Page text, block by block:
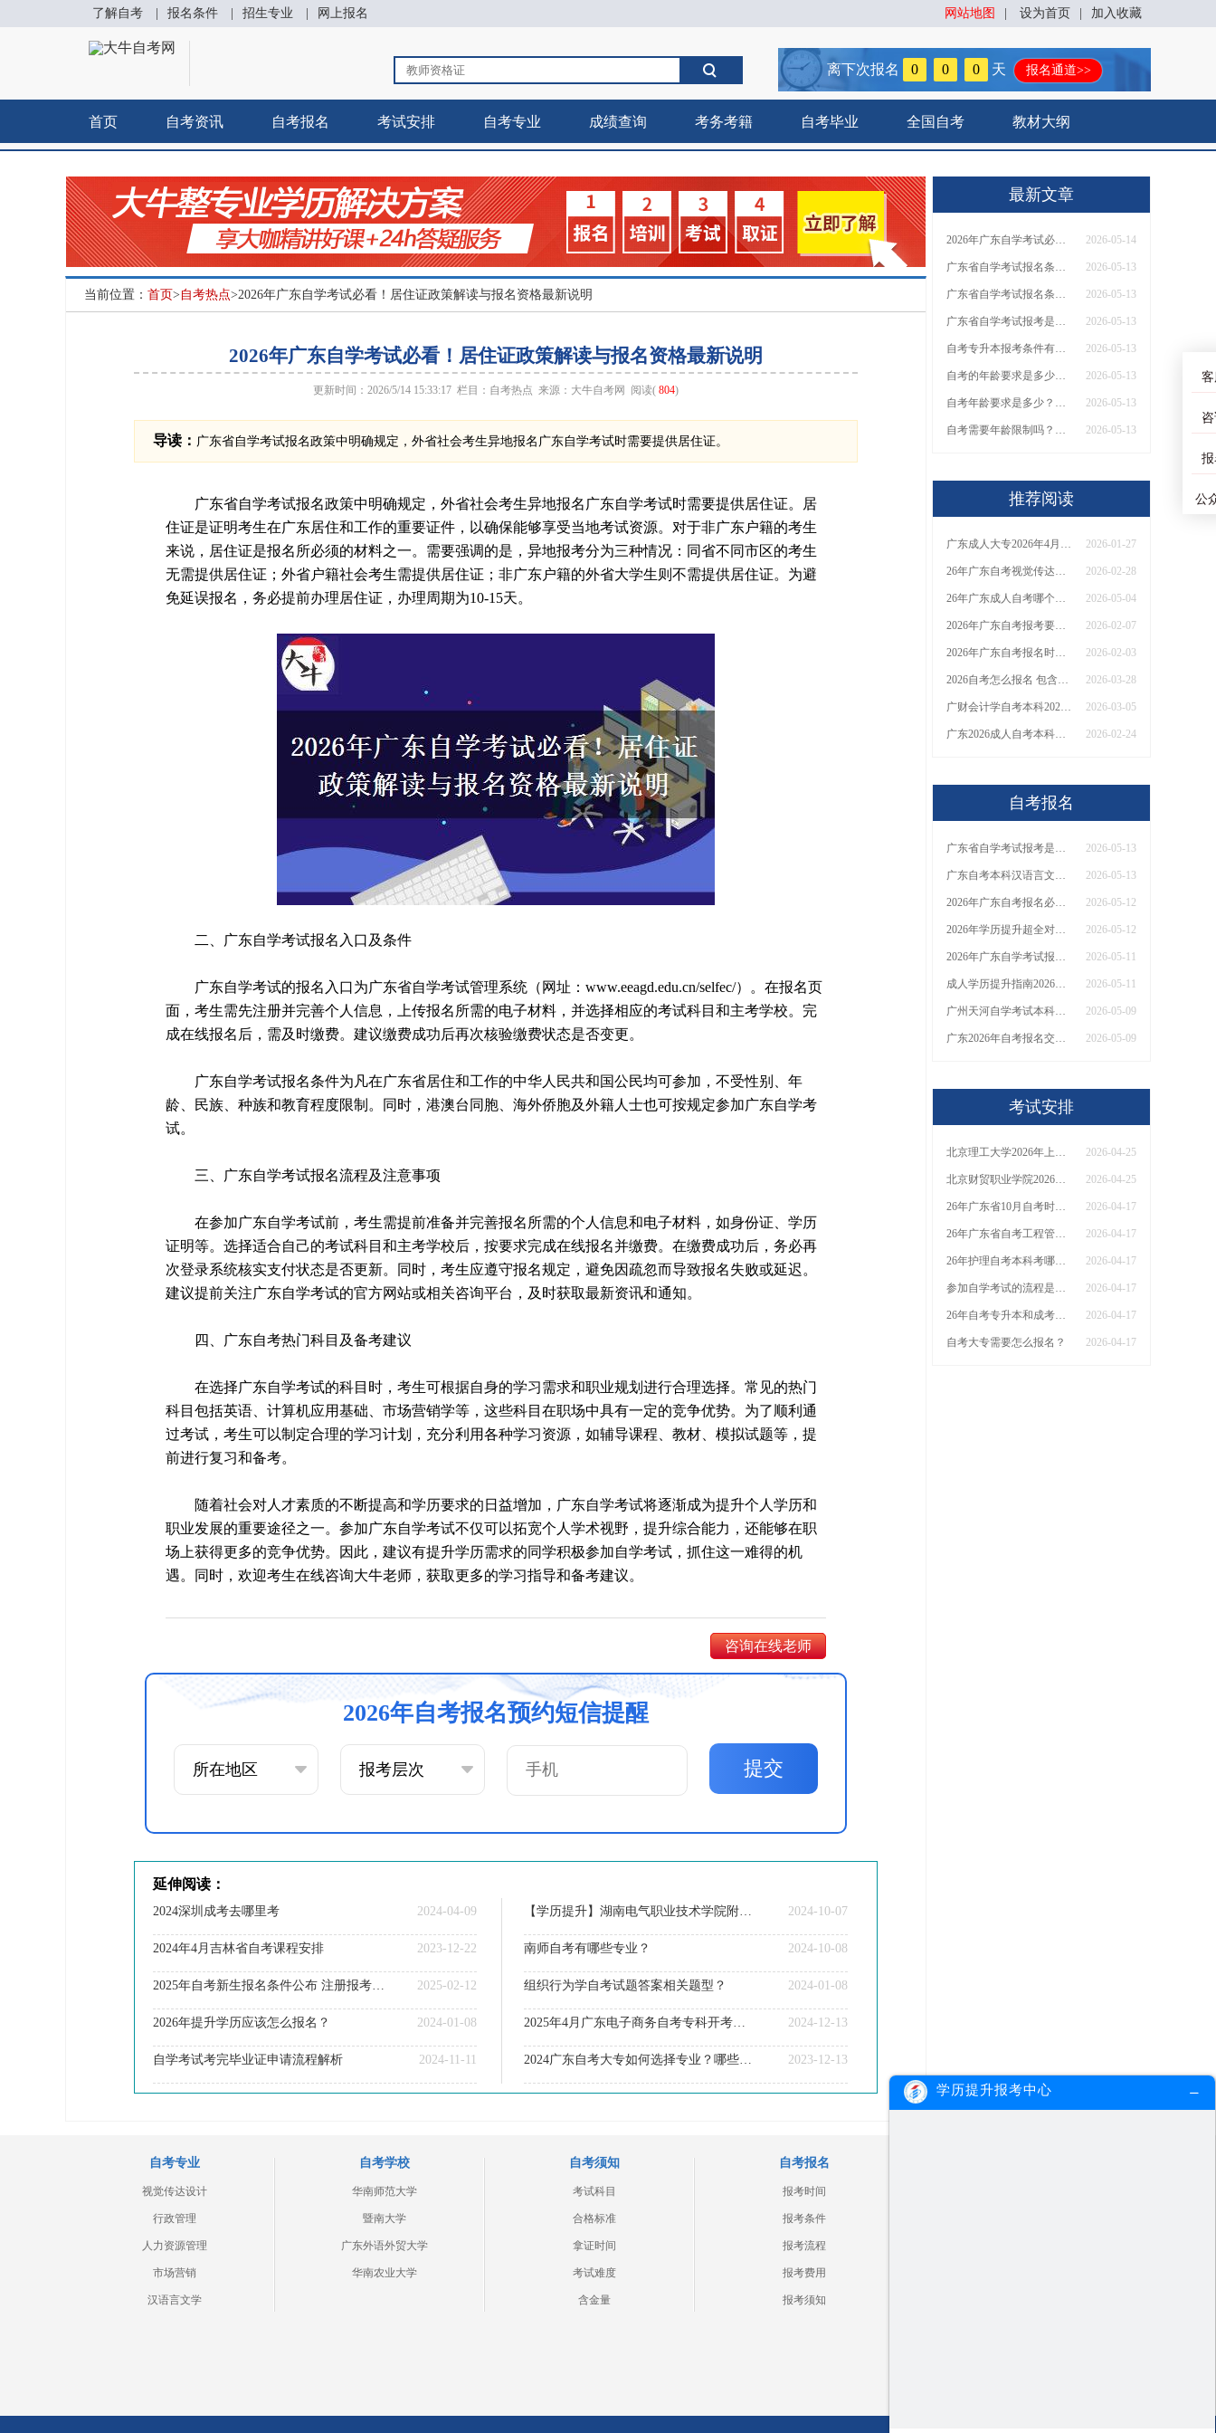
了解自考 报名条件 招生专业 网上报名 网站地图 设为首页 加入收藏
离下次报名 0 0 0 天 报名通道>>
首页 自考资讯 自考报名 考试安排 自考专业 成绩查询 考务考籍 自考毕业 全国自考 教材大纲
当前位置： 首页> 自考热点>2026年广东自学考试必看！居住证政策解读与报名资格最新说明
2026年广东自学考试必看！居住证政策解读与报名资格最新说明
更新时间：2026/5/14 15:33:17 栏目： 自考热点 来源： 大牛自考网 阅读( 804)
导读： 广东省自学考试报名政策中明确规定，外省社会考生异地报名广东自学考试时需要提供居住证。
广东省自学考试报名政策中明确规定，外省社会考生异地报名广东自学考试时需要提供居住证。居
住证是证明考生在广东居住和工作的重要证件，以确保能够享受当地考试资源。对于非广东户籍的考生
来说，居住证是报名所必须的材料之一。需要强调的是，异地报考分为三种情况：同省不同市区的考生
无需提供居住证；外省户籍社会考生需提供居住证；非广东户籍的外省大学生则不需提供居住证。为避
免延误报名，务必提前办理居住证，办理周期为10-15天。
二、广东自学考试报名入口及条件
广东自学考试的报名入口为广东省自学考试管理系统（网址：www.eeagd.edu.cn/selfec/）。在报名页
面，考生需先注册并完善个人信息，上传报名所需的电子材料，并选择相应的考试科目和主考学校。完
成在线报名后，需及时缴费。建议缴费成功后再次核验缴费状态是否变更。
广东自学考试报名条件为凡在广东省居住和工作的中华人民共和国公民均可参加，不受性别、年
龄、民族、种族和教育程度限制。同时，港澳台同胞、海外侨胞及外籍人士也可按规定参加广东自学考
试。
三、广东自学考试报名流程及注意事项
在参加广东自学考试前，考生需提前准备并完善报名所需的个人信息和电子材料，如身份证、学历
证明等。选择适合自己的考试科目和主考学校后，按要求完成在线报名并缴费。在缴费成功后，务必再
次登录系统核实支付状态是否更新。同时，考生应遵守报名规定，避免因疏忽而导致报名失败或延迟。
建议提前关注广东自学考试的官方网站或相关咨询平台，及时获取最新资讯和通知。
四、广东自考热门科目及备考建议
在选择广东自学考试的科目时，考生可根据自身的学习需求和职业规划进行合理选择。常见的热门
科目包括英语、计算机应用基础、市场营销学等，这些科目在职场中具有一定的竞争优势。为了顺利通
过考试，考生可以制定合理的学习计划，充分利用各种学习资源，如辅导课程、教材、模拟试题等，提
前进行复习和备考。
随着社会对人才素质的不断提高和学历要求的日益增加，广东自学考试将逐渐成为提升个人学历和
职业发展的重要途径之一。参加广东自学考试不仅可以拓宽个人学术视野，提升综合能力，还能够在职
场上获得更多的竞争优势。因此，建议有提升学历需求的同学积极参加自学考试，抓住这一难得的机
遇。同时，欢迎考生在线咨询大牛老师，获取更多的学习指导和备考建议。
咨询在线老师
2026年自考报名预约短信提醒
提交
延伸阅读：
2024深圳成考去哪里考 2024-04-09
2024年4月吉林省自考课程安排 2023-12-22
2025-02-12
2026年提升学历应该怎么报名？ 2024-01-08
自学考试考完毕业证申请流程解析 2024-11-11
2024-10-07
南师自考有哪些专业？ 2024-10-08
组织行为学自考试题答案相关题型？ 2024-01-08
2024-12-13
2023-12-13
最新文章
2026年广东自学考试必看！居住证政策解读与报名资格最新说明 2026-05-14
广东省自学考试报名条件必须要居住证吗（最新政策） 2026-05-13
广东省自学考试报名条件必须要居住证吗 2026-05-13
广东省自学考试报考是否要求本地户籍 2026-05-13
自考专升本报考条件有户籍限制吗 2026-05-13
自考的年龄要求是多少？大一也能报名？ 2026-05-13
自考年龄要求是多少？刚高中毕业能报名吗？ 2026-05-13
自考需要年龄限制吗？报考年龄范围是？ 2026-05-13
推荐阅读
广东成人大专2026年4月报名条件要求 附报考网址 2026-01-27
26年广东自考视觉传达设计本科报考|课程|合格线全知！ 2026-02-28
26年广东成人自考哪个专业含金量高？如何报名？ 2026-05-04
2026年广东自考报考要求是什么？几月报考 2026-02-07
2026年广东自考报名时间表（4月份） 2026-02-03
2026自考怎么报名 包含哪些报考步骤？ 2026-03-28
广财会计学自考本科2026怎么报名？附新生报考指南！ 2026-03-05
广东2026成人自考本科考什么专业比较好考公务员呢女生 2026-02-24
自考报名
广东省自学考试报考是否要求本地户籍 2026-05-13
广东自考本科汉语言文学考试科目2026 2026-05-13
2026年广东自考报名必看！官方报名平台+官网网址汇总，附登录指引 2026-05-12
2026年学历提升超全对比：成考VS自考VS国开区别详解！附报名指南与避坑要点 2026-05-12
2026年广东自学考试报名入口及流程是啥？怎么报名 2026-05-11
成人学历提升指南2026：成考VS自考Vs国开 2026-05-11
广州天河自学考试本科报名入口及流程2026下 2026-05-09
广东2026年自考报名交多少钱？几年能毕业？ 2026-05-09
考试安排
北京理工大学2026年上半年自学考试实践类课程考核安排 2026-04-25
北京财贸职业学院2026年上半年自学考试实践类课程考试安排 2026-04-25
26年广东省10月自考时间是多少 2026-04-17
26年广东省自考工程管理本科科目有哪些课程 2026-04-17
26年护理自考本科考哪几门广东省 2026-04-17
参加自学考试的流程是什么？什么时候能报名 2026-04-17
26年自考专升本和成考专升本哪个更好 2026-04-17
自考大专需要怎么报名？ 2026-04-17
自考专业
视觉传达设计
行政管理
人力资源管理
市场营销
汉语言文学
自考学校
华南师范大学
暨南大学
广东外语外贸大学
华南农业大学
自考须知
考试科目
合格标准
拿证时间
考试难度
含金量
自考报名
报考时间
报考条件
报考流程
报考费用
报考须知
公
学历提升报考中心